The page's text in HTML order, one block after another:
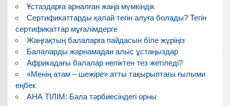
Ұстаздарға арналған жаңа мүмкіндік
Сертификаттарды қалай тегін алуға болады? Тегін
сертификаттар мұғалімдерге
Жаңғақтың балаларға пайдасын біле жүріңіз
Балаларды жарнамадан алыс ұстаңыздар
Африкадағы балалар неліктен тез жетіледі?
«Менің атам – шежіре» атты тақырыптағы ғылыми
еңбек
АНА ТІЛІМ: Бала тәрбиесіндегі орны